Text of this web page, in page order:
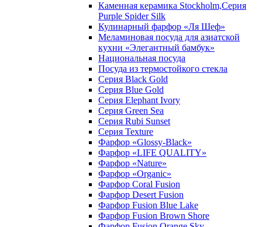
Каменная керамика Stockholm,Серия
Purple Spider Silk
Кулинарный фарфор «Ля Шеф»
Меламиновая посуда для азиатской
кухни «Элегантный бамбук»
Национальная посуда
Посуда из термостойкого стекла
Серия Black Gold
Серия Blue Gold
Серия Elephant Ivory
Серия Green Sea
Серия Rubi Sunset
Серия Texture
Фарфор «Glossy-Black»
Фарфор «LIFE QUALITY»
Фарфор «Nature»
Фарфор «Organic»
Фарфор Coral Fusion
Фарфор Desert Fusion
Фарфор Fusion Blue Lake
Фарфор Fusion Brown Shore